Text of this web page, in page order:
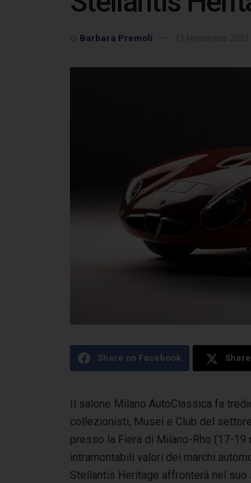
Barbara Premoli
Share on Facebook
Il salone Milano AutoClassica fa
collezionisti, Musei e Club del settore
presso la Fiera di Milano-Rho (17-
intramontabili valori dei marchi
Stellantis Heritage affronterà nel suo